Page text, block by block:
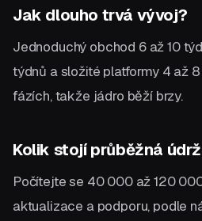
Jak dlouho trvá vývoj?
Jednoduchý obchod 6 až 10
týdnů a složité platformy 4 až
fázích, takže jádro běží brzy.
Kolik stojí průběžná
Počítejte se 40 000 až 120
aktualizace a podporu, podle